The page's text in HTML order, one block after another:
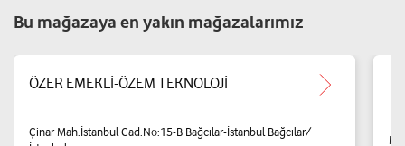
Bu mağazaya en yakın mağazalarımız
ÖZER EMEKLİ-ÖZEM TEKNOLOJİ
Çinar Mah.İstanbul Cad.No:15-B Bağcılar-İstanbul Bağcılar/